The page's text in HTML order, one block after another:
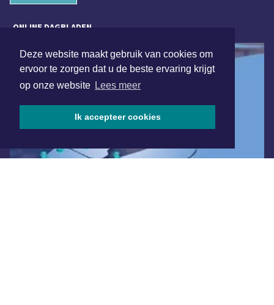
Deze website maakt gebruik van cookies om
ervoor te zorgen dat u de beste ervaring krijgt
op onze website Lees meer
Ik accepteer cookies
ONLINE DAGBLADEN